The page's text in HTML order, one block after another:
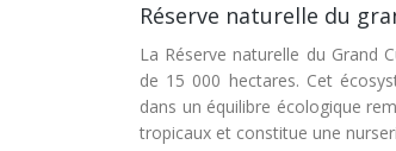
Réserve naturelle du
La Réserve naturelle du Grand
de 15 000 hectares. Cet
dans un équilibre écologique
tropicaux et constitue une